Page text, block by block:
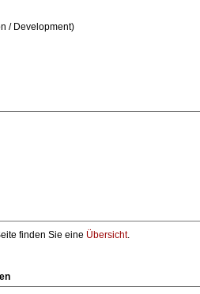
/ Development)
finden Sie eine Übersicht.